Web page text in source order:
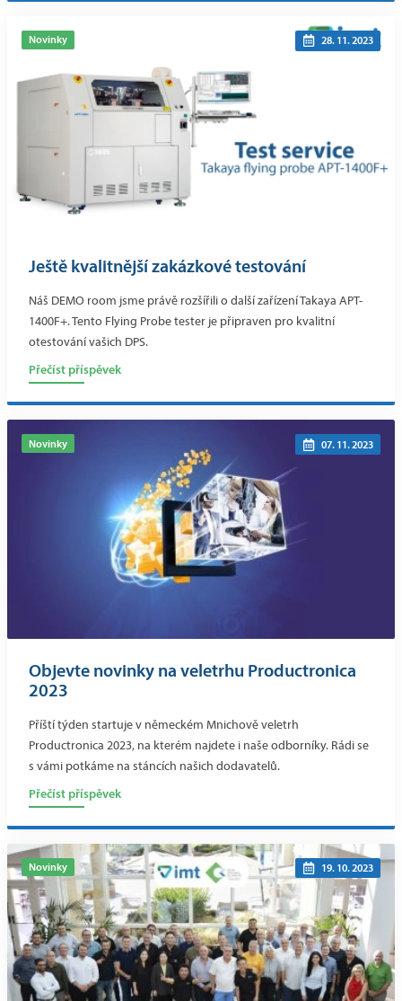
Novinky 28. 11. 2023
Ještě kvalitnější zakázkové testování
Náš DEMO room jsme právě rozšířili o další zařízení Takaya APT-
1400F+. Tento Flying Probe tester je připraven pro kvalitní
otestování vašich DPS.
Přečíst příspěvek
Novinky 07. 11. 2023
Objevte novinky na veletrhu Productronica
2023
Příští týden startuje v německém Mnichově veletrh
Productronica 2023, na kterém najdete i naše odborníky. Rádi se
s vámi potkáme na stáncích našich dodavatelů.
Přečíst příspěvek
Novinky 19. 10. 2023